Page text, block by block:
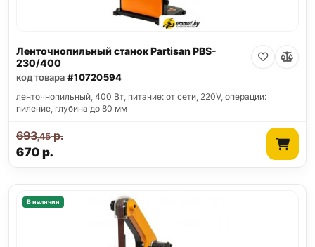
Ленточнопильный станок Partisan PBS-
230/400
код товара #10720594
ленточнопильный, 400 Вт, питание: от сети, 220V, операции:
пиление, глубина до 80 мм
670р.
693,45р.
В наличии